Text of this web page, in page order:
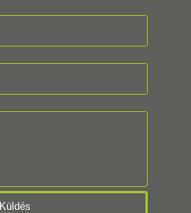
Küldés